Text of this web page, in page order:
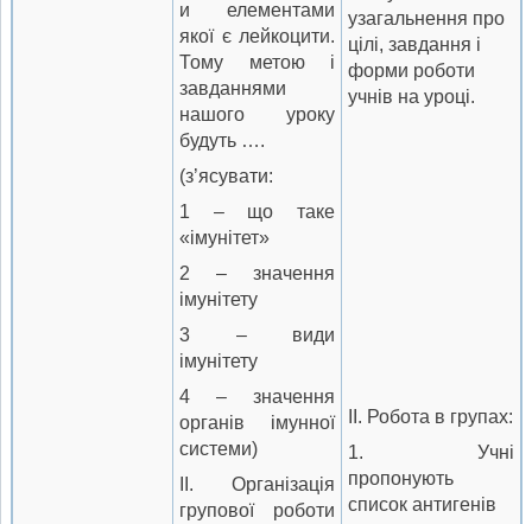
и елементами
якої є лейкоцити.
Тому метою і
завданнями
нашого уроку
будуть ….
(з’ясувати:
1 – що таке
«імунітет»
2 – значення
імунітету
3 – види
імунітету
4 – значення
органів імунної
системи)
II. Організація
групової роботи
узагальнення про
цілі, завдання і
форми роботи
учнів на уроці.
II. Робота в групах:
1. Учні
пропонують
список антигенів